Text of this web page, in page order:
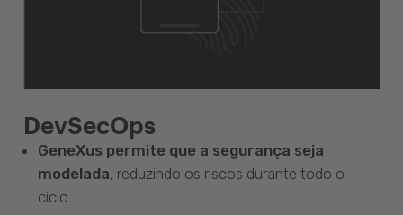
DevSecOps
GeneXus permite que a segurança seja
modelada, reduzindo os riscos durante todo o
ciclo.